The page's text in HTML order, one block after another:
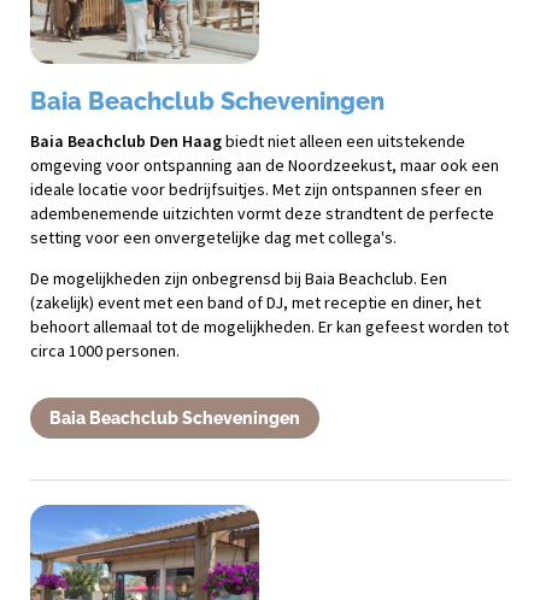
Baia Beachclub Scheveningen
Baia Beachclub Den Haagbiedt niet alleen een uitstekende
omgeving voor ontspanning aan de Noordzeekust, maar ook een
ideale locatie voor bedrijfsuitjes. Met zijn ontspannen sfeer en
adembenemende uitzichten vormt deze strandtent de perfecte
setting voor een onvergetelijke dag met collega's.
De mogelijkheden zijn onbegrensd bij Baia Beachclub. Een
(zakelijk) event met een band of DJ, met receptie en diner, het
behoort allemaal tot de mogelijkheden. Er kan gefeest worden tot
circa 1000 personen.
Baia Beachclub Scheveningen